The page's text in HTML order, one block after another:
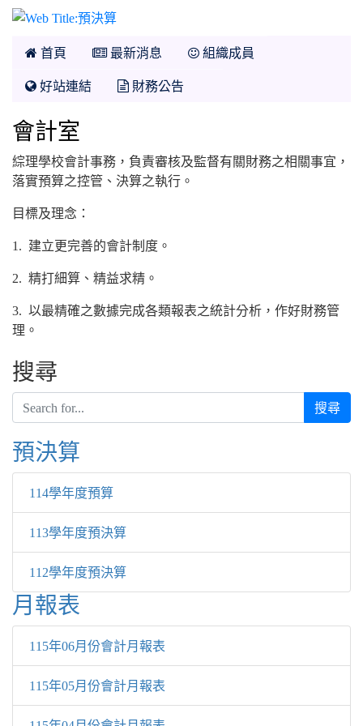
預決算
首頁 最新消息 組織成員
好站連結 財務公告
會計室
綜理學校會計事務，負責審核及監督有關財務之相關事宜，
落實預算之控管、決算之執行。
目標及理念：
1. 建立更完善的會計制度。
2. 精打細算、精益求精。
3. 以最精確之數據完成各類報表之統計分析，作好財務管
理。
搜尋
搜尋
Over View
預決算
114學年度預算
113學年度預決算
112學年度預決算
月報表
115年06月份會計月報表
115年05月份會計月報表